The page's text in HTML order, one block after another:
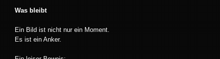
Was bleibt
Ein Bild ist nicht nur ein Moment.
Es ist ein Anker.